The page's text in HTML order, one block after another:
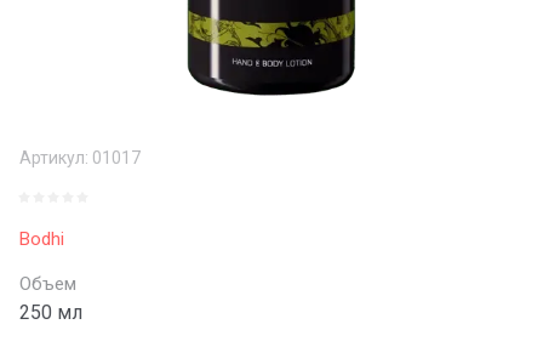
Артикул: 01017
Bodhi
Объем
250 мл